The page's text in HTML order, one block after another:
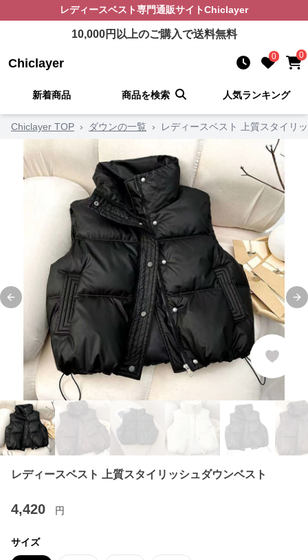
レディースベスト専門通販サイトChiclayer
10,000円以上のご購入で送料無料
Chiclayer 0 0
新着商品 商品を検索 人気ランキング
Chiclayer TOP › ダウンの一覧 › レディースベスト 上質スタイリ
Previous slide
レディースベスト 上質スタイリッシュダウンベスト
4,420 円
サイズ